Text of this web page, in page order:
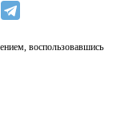
воспользовавшись